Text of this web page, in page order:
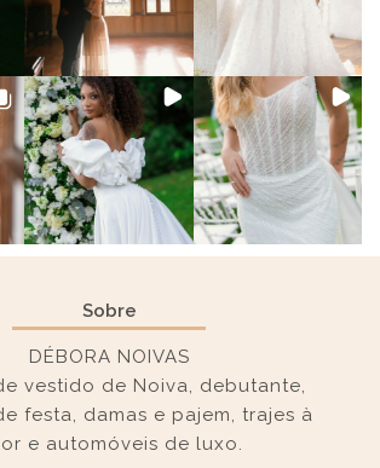
Sobre
DÉBORA NOIVAS
vestido de Noiva, debutante,
festa, damas e pajem, trajes à
e automóveis de luxo.